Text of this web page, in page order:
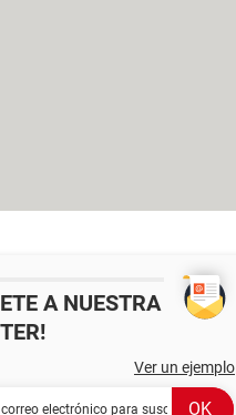
A NUESTRA
Ver un ejemplo